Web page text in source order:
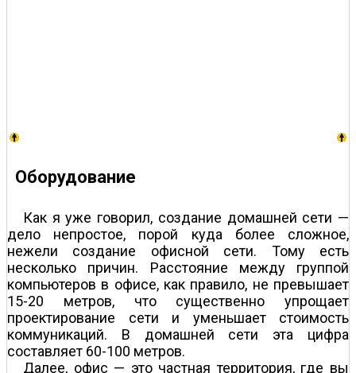
Оборудование
Как я уже говорил, создание домашней сети —
дело непростое, порой куда более сложное,
нежели создание офисной сети. Тому есть
несколько причин. Расстояние между группой
компьютеров в офисе, как правило, не превышает
15-20 метров, что существенно упрощает
проектирование сети и уменьшает стоимость
коммуникаций. В домашней сети эта цифра
составляет 60-100 метров.
Далее, офис — это частная территория, где вы